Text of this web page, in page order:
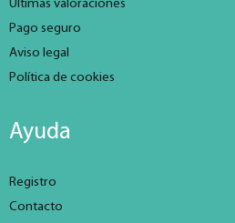
Últimas valoraciones
Pago seguro
Aviso legal
Política de cookies
Ayuda
Registro
Contacto